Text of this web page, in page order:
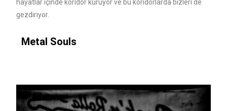
hayatlar içinde koridor kuruyor ve bu koridorlarda bizleri de
gezdiriyor.
Metal Souls